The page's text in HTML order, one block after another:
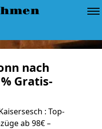
nach
Gratis-
: Top-
ab 98€ –